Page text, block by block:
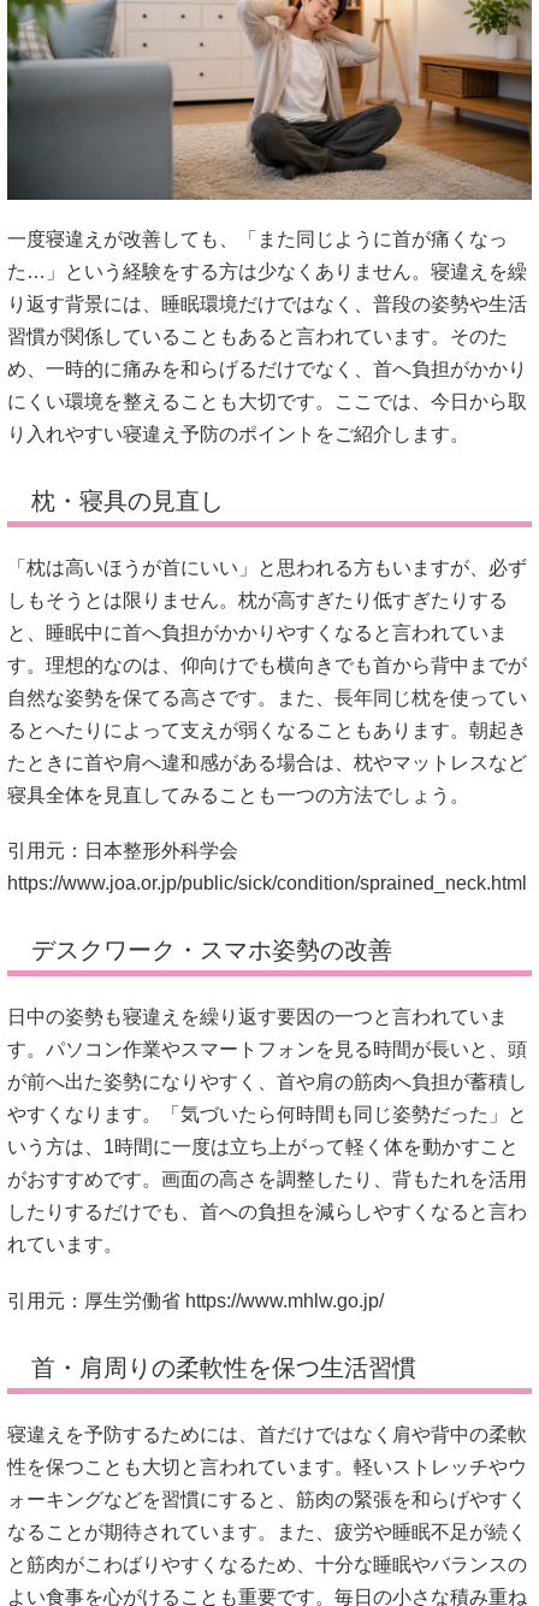
一度寝違えが改善しても、「また同じように首が痛くなっ
た…」という経験をする方は少なくありません。寝違えを繰
り返す背景には、睡眠環境だけではなく、普段の姿勢や生活
習慣が関係していることもあると言われています。そのた
め、一時的に痛みを和らげるだけでなく、首へ負担がかかり
にくい環境を整えることも大切です。ここでは、今日から取
り入れやすい寝違え予防のポイントをご紹介します。
枕・寝具の見直し
「枕は高いほうが首にいい」と思われる方もいますが、必ず
しもそうとは限りません。枕が高すぎたり低すぎたりする
と、睡眠中に首へ負担がかかりやすくなると言われていま
す。理想的なのは、仰向けでも横向きでも首から背中までが
自然な姿勢を保てる高さです。また、長年同じ枕を使ってい
るとへたりによって支えが弱くなることもあります。朝起き
たときに首や肩へ違和感がある場合は、枕やマットレスなど
寝具全体を見直してみることも一つの方法でしょう。
引用元：日本整形外科学会
https://www.joa.or.jp/public/sick/condition/sprained_neck.html
デスクワーク・スマホ姿勢の改善
日中の姿勢も寝違えを繰り返す要因の一つと言われていま
す。パソコン作業やスマートフォンを見る時間が長いと、頭
が前へ出た姿勢になりやすく、首や肩の筋肉へ負担が蓄積し
やすくなります。「気づいたら何時間も同じ姿勢だった」と
いう方は、1時間に一度は立ち上がって軽く体を動かすこと
がおすすめです。画面の高さを調整したり、背もたれを活用
したりするだけでも、首への負担を減らしやすくなると言わ
れています。
引用元：厚生労働省 https://www.mhlw.go.jp/
首・肩周りの柔軟性を保つ生活習慣
寝違えを予防するためには、首だけではなく肩や背中の柔軟
性を保つことも大切と言われています。軽いストレッチやウ
ォーキングなどを習慣にすると、筋肉の緊張を和らげやすく
なることが期待されています。また、疲労や睡眠不足が続く
と筋肉がこわばりやすくなるため、十分な睡眠やバランスの
よい食事を心がけることも重要です。毎日の小さな積み重ね